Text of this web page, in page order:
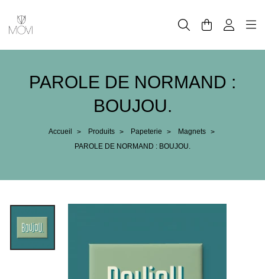
PAROLE DE NORMAND :
BOUJOU.
Accueil > Produits > Papeterie > Magnets
>
PAROLE DE NORMAND : BOUJOU.